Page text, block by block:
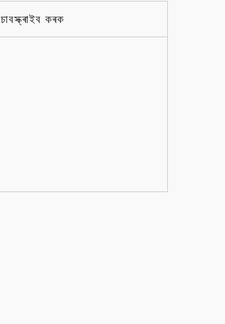
চাবস্ক্ৰাইব কৰক